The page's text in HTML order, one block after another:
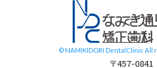
© NAMIKIDORI DentalClinic All
〒457-0841